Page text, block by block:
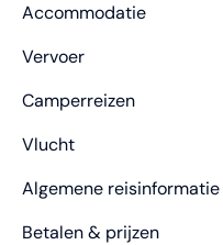
Accommodatie
Vervoer
Camperreizen
Vlucht
Algemene reisinformatie
Betalen & prijzen